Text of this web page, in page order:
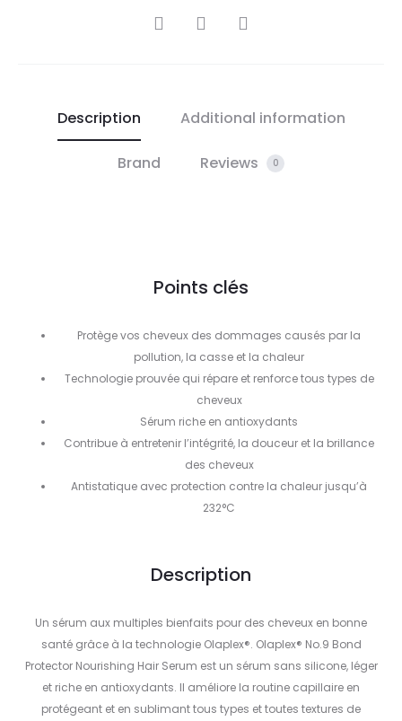
SHARE
Description Additional information
Brand Reviews 0
Points clés
Protège vos cheveux des dommages causés par la
pollution, la casse et la chaleur
Technologie prouvée qui répare et renforce tous types de
cheveux
Sérum riche en antioxydants
Contribue à entretenir l’intégrité, la douceur et la brillance
des cheveux
Antistatique avec protection contre la chaleur jusqu’à
232°C
Description
Un sérum aux multiples bienfaits pour des cheveux en bonne
santé grâce à la technologie Olaplex®. Olaplex® No.9 Bond
Protector Nourishing Hair Serum est un sérum sans silicone, léger
et riche en antioxydants. Il améliore la routine capillaire en
protégeant et en sublimant tous types et toutes textures de